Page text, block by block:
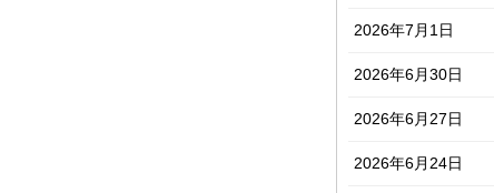
2026年7月1日
2026年6月30日
2026年6月27日
2026年6月24日